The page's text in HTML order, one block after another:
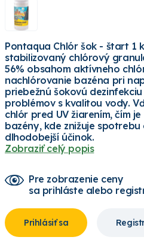
Pontaqua Chlór šok - štart 1
stabilizovaný chlórový
56% obsahom aktívneho
nachlórovanie bazéna pri
priebežnú šokovú
problémov s kvalitou vody.
chlór pred UV žiarením, čím
bazény, kde znižuje spotrebu
dlhodobejší účinok.
Zobraziť celý popis
Pre zobrazenie ceny
sa prihláste alebo
Prihlásiť sa